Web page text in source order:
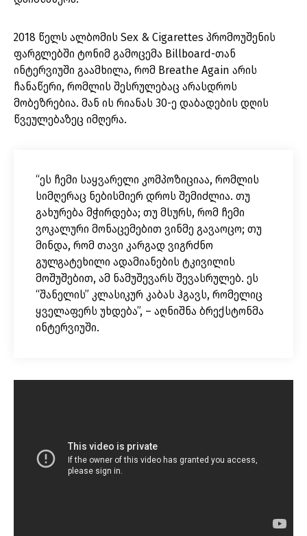
2018 წელს ალბომის Sex & Cigarettes პრომოუშენის
ფარგლებში ტონიმ გამოცემა Billboard-თან
ინტერვიუში გაამხილა, რომ Breathe Again არის
ჩანაწერი, რომლის შესრულებაც არასდროს
მობეზრებია. მან ის რიანას 30-ე დაბადების დღის
წვეულებაზეც იმღერა.
“ეს ჩემი საყვარელი კომპოზიციაა, რომლის
სიმღერაც ნებისმიერ დროს შემიძლია. თუ
გახურება მჭირდება; თუ მსურს, რომ ჩემი
ვოკალური მონაცემებით ვინმე გავაოცო; თუ
მინდა, რომ თავი კარგად ვიგრძნო
გულგატეხილი ადამიანების ტკივილის
მოშუშებით, ამ ნამუშევარს შევასრულებ. ეს
“შანელის” კლასიკურ კაბას ჰგავს, რომელიც
ყველაფერს უხდება”, – აღნიშნა ბრექსტონმა
ინტერვიუში.